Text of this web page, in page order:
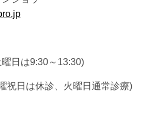
日は9:30～13:30)
祝日は休診、火曜日通常診療)